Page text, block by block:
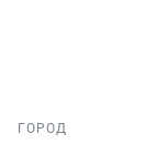
ГОРОД